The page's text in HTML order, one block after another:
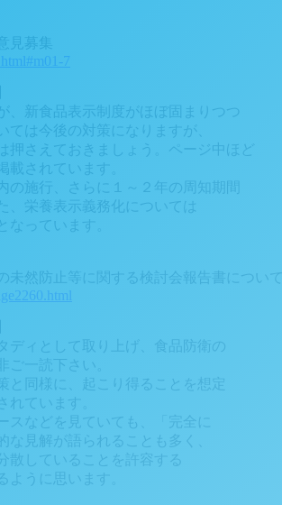
見募集
7
、新食品表示制度がほぼ固まりつつ
は今後の対策になりますが、
押さえておきましょう。ページ中ほど
載されています。
の施行、さらに１～２年の周知期間
、栄養表示義務化については
なっています。
未然防止等に関する検討会報告書について
ディとして取り上げ、食品防衛の
ご一読下さい。
と同様に、起こり得ることを想定
れています。
スなどを見ていても、「完全に
な見解が語られることも多く、
散していることを許容する
ように思います。